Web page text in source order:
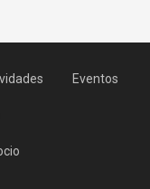
Eventos